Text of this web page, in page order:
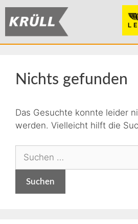
Nichts gefunden
Das Gesuchte konnte leider
werden. Vielleicht hilft die